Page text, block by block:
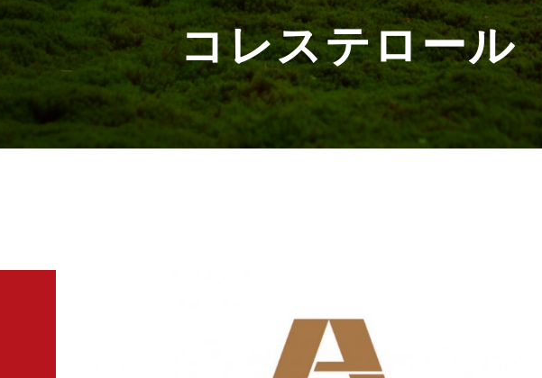
コレステロール